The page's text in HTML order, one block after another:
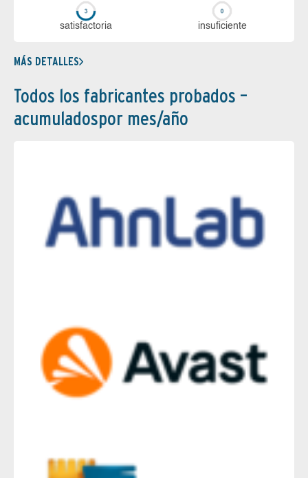
sa­tis­fac­to­ria in­su­fi­cien­te
MÁS DETALLES
Todos los fabricantes probados –
acumuladospor mes/año